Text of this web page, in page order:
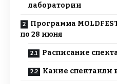
лаборатории
Программа
по 28 июня
Расписание
Какие спектакли